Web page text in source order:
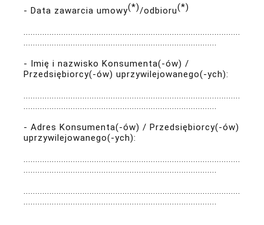
- Data zawarcia umowy(*)/odbioru(*)
............................................................................................
..................................................................................
- Imię i nazwisko Konsumenta(-ów) /
Przedsiębiorcy(-ów) uprzywilejowanego(-ych):
............................................................................................
..................................................................................
- Adres Konsumenta(-ów) / Przedsiębiorcy(-ów)
uprzywilejowanego(-ych):
............................................................................................
..................................................................................
............................................................................................
..................................................................................